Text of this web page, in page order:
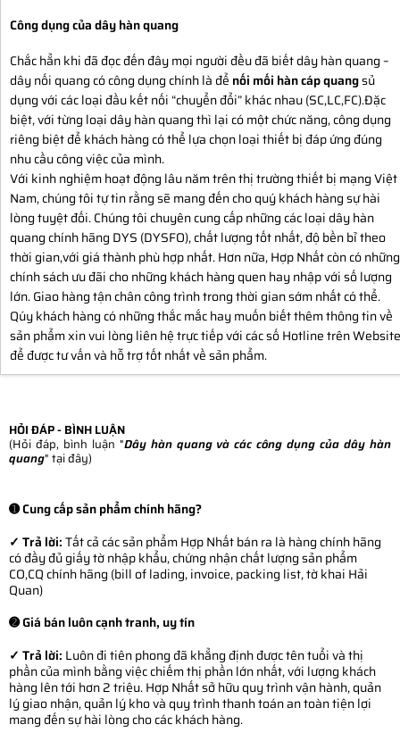
Công dụng của dây hàn quang
Chắc hẳn khi đã đọc đến đây mọi người đều đã biết dây hàn quang –
dây nối quang có công dụng chính là để nối mối hàn cáp quangsủ
dụng với các loại đầu kết nối “chuyển đổi” khác nhau (SC,LC,FC).Đặc
biệt, với từng loại dây hàn quang thì lại có một chức năng, công dụng
riêng biệt để khách hàng có thể lựa chọn loại thiết bị đáp ứng đúng
nhu cầu công việc của mình.
Với kinh nghiệm hoạt động lâu năm trên thị trường thiết bị mạng Việt
Nam, chúng tôi tự tin rằng sẽ mang đến cho quý khách hàng sự hài
lòng tuyệt đối. Chúng tôi chuyên cung cấp những các loại dây hàn
quang chính hãng DYS (DYSFO), chất lượng tốt nhất, độ bền bỉ theo
thời gian,với giá thành phù hợp nhất. Hơn nữa, Hợp Nhất còn có những
chính sách ưu đãi cho những khách hàng quen hay nhập với số lượng
lớn. Giao hàng tận chân công trình trong thời gian sớm nhất có thể.
Qúy khách hàng có những thắc mắc hay muốn biết thêm thông tin về
sản phẩm xin vui lòng liên hệ trực tiếp với các số Hotline trên Website
để được tư vấn và hỗ trợ tốt nhất về sản phẩm.
HỎI ĐÁP - BÌNH LUẬN
(Hỏi đáp, bình luận "Dây hàn quang và các công dụng của dây hàn
quang" tại đây)
➊ Cung cấp sản phẩm chính hãng?
✓ Trả lời:Tất cả các sản phẩm Hợp Nhất bán ra là hàng chính hãng
có đầy đủ giấy tờ nhập khẩu, chứng nhận chất lượng sản phẩm
CO,CQ chính hãng (bill of lading, invoice, packing list, tờ khai Hải
Quan)
➋ Giá bán luôn cạnh tranh, uy tín
✓ Trả lời: Luôn đi tiên phong đã khẳng định được tên tuổi và thị
phần của mình bằng việc chiếm thị phần lớn nhất, với lượng khách
hàng lên tới hơn 2 triệu. Hợp Nhất sở hữu quy trình vận hành, quản
lý giao nhận, quản lý kho và quy trình thanh toán an toàn tiện lợi
mang đến sự hài lòng cho các khách hàng.